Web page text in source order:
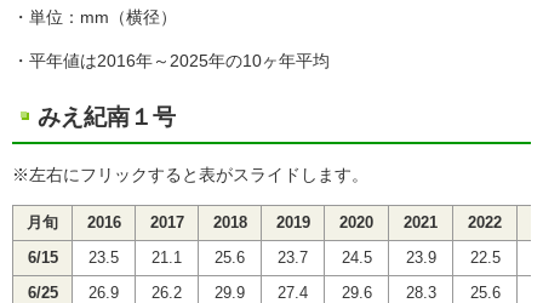
・単位：mm（横径）
・平年値は2016年～2025年の10ヶ年平均
みえ紀南１号
※左右にフリックすると表がスライドします。
月旬 2016 2017 2018 2019 2020 2021 2022
6/15 23.5 21.1 25.6 23.7 24.5 23.9 22.5
6/25 26.9 26.2 29.9 27.4 29.6 28.3 25.6